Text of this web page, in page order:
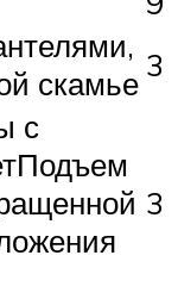
скамье 3
с
3